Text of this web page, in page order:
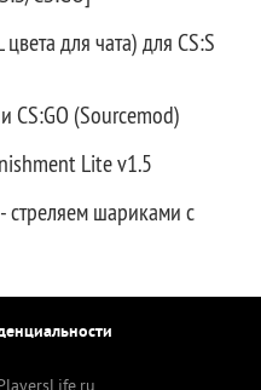
для чата) для CS:S
CS:GO (Sourcemod)
Lite v1.5
стреляем шариками с